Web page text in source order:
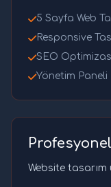
5 Sayfa Web
Responsive
SEO
Yönetim Paneli
Website tasarım